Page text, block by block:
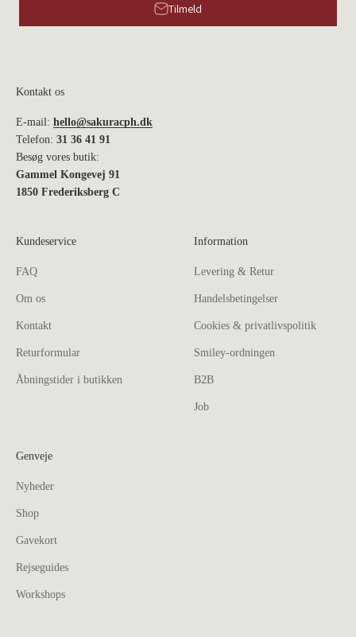
Tilmeld
Kontakt os
E-mail: hello@sakuracph.dk
Telefon: 31 36 41 91
Besøg vores butik:
Gammel Kongevej 91
1850 Frederiksberg C
Kundeservice
FAQ
Om os
Kontakt
Returformular
Åbningstider i butikken
Information
Levering & Retur
Handelsbetingelser
Cookies & privatlivspolitik
Smiley-ordningen
B2B
Job
Genveje
Nyheder
Shop
Gavekort
Rejseguides
Workshops